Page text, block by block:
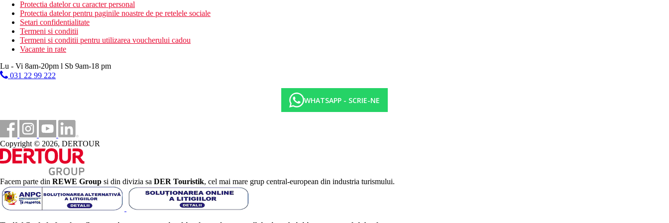
Sezlonguri pe plaja contra cost
Umbrele pe plaja contra cost
Vacanta la plaja
Sezlonguri si umbrele gratuite la piscina
Galerie foto
Protectia datelor cu caracter personal
Protectia datelor pentru paginile noastre de pe retelele sociale
Setari confidentialitate
Termeni si conditii
Termeni si conditii pentru utilizarea voucherului cadou
Vacante in rate
Lu - Vi 8am-20pm l Sb 9am-18 pm
031 22 99 222
WHATSAPP - SCRIE-NE
Copyright © 2026, DERTOUR
Facem parte din REWE Group si din divizia sa DER Touristik, cel mai mare grup central-european din industria turismului.